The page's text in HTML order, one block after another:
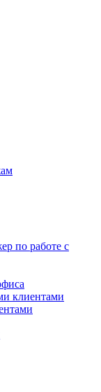
по работе с
клиентами